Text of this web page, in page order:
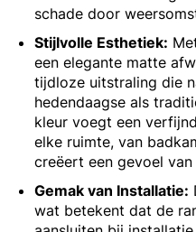
schade door
Stijlvolle Esthetiek:
een elegante matte
tijdloze uitstraling die
hedendaagse als
kleur voegt een
elke ruimte, van
creëert een gevoel
Gemak van Installatie:
wat betekent dat de